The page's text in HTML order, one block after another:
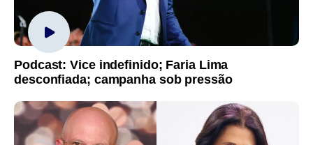
Podcast: Vice indefinido; Faria Lima
desconfiada; campanha sob pressão